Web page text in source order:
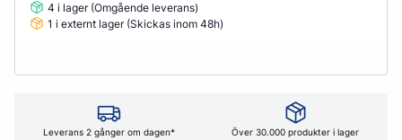
4 i lager (Omgående leverans)
1 i externt lager (Skickas inom 48h)
Leverans 2 gånger om dagen* Över 30.000 produkter i lager